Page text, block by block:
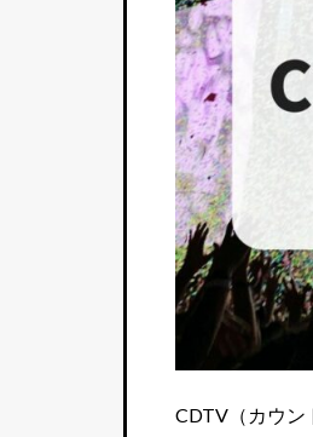
CDTV（カウン